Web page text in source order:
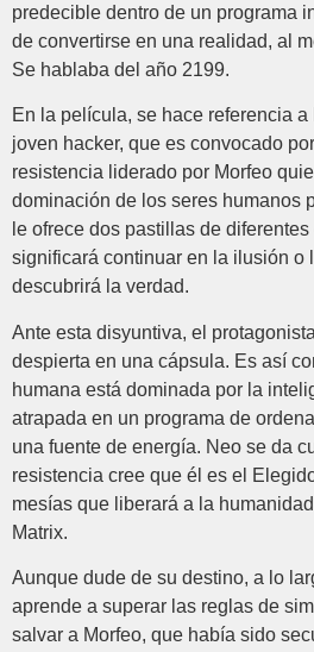
predecible dentro de un programa
de convertirse en una realidad, al
Se hablaba del año 2199.
En la película, se hace referencia
joven hacker, que es convocado
resistencia liderado por Morfeo
dominación de los seres humanos
le ofrece dos pastillas de
significará continuar en la ilusión o
descubrirá la verdad.
Ante esta disyuntiva, el
despierta en una cápsula. Es así
humana está dominada por la
atrapada en un programa de
una fuente de energía. Neo se da
resistencia cree que él es el
mesías que liberará a la
Matrix.
Aunque dude de su destino, a lo
aprende a superar las reglas de
salvar a Morfeo, que había sido